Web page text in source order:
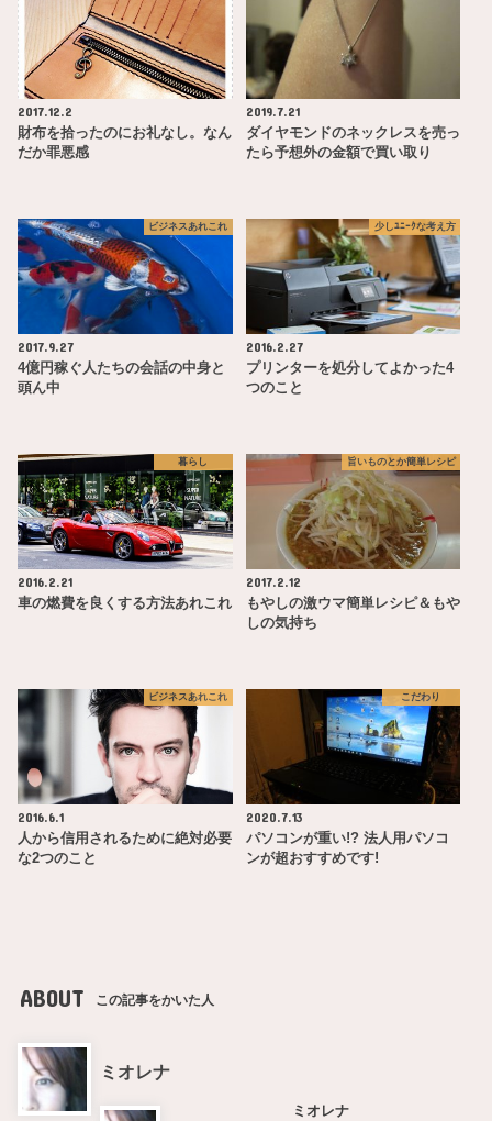
2017.12.2
財布を拾ったのにお礼なし。なん
だか罪悪感
2019.7.21
ダイヤモンドのネックレスを売っ
たら予想外の金額で買い取り
ビジネスあれこれ
2017.9.27
4億円稼ぐ人たちの会話の中身と
頭ん中
少しﾕﾆｰｸな考え方
2016.2.27
プリンターを処分してよかった4
つのこと
暮らし
2016.2.21
車の燃費を良くする方法あれこれ
旨いものとか簡単レシピ
2017.2.12
もやしの激ウマ簡単レシピ＆もや
しの気持ち
ビジネスあれこれ
2016.6.1
人から信用されるために絶対必要
な2つのこと
こだわり
2020.7.13
パソコンが重い!? 法人用パソコ
ンが超おすすめです!
ABOUT この記事をかいた人
ミオレナ
ミオレナ